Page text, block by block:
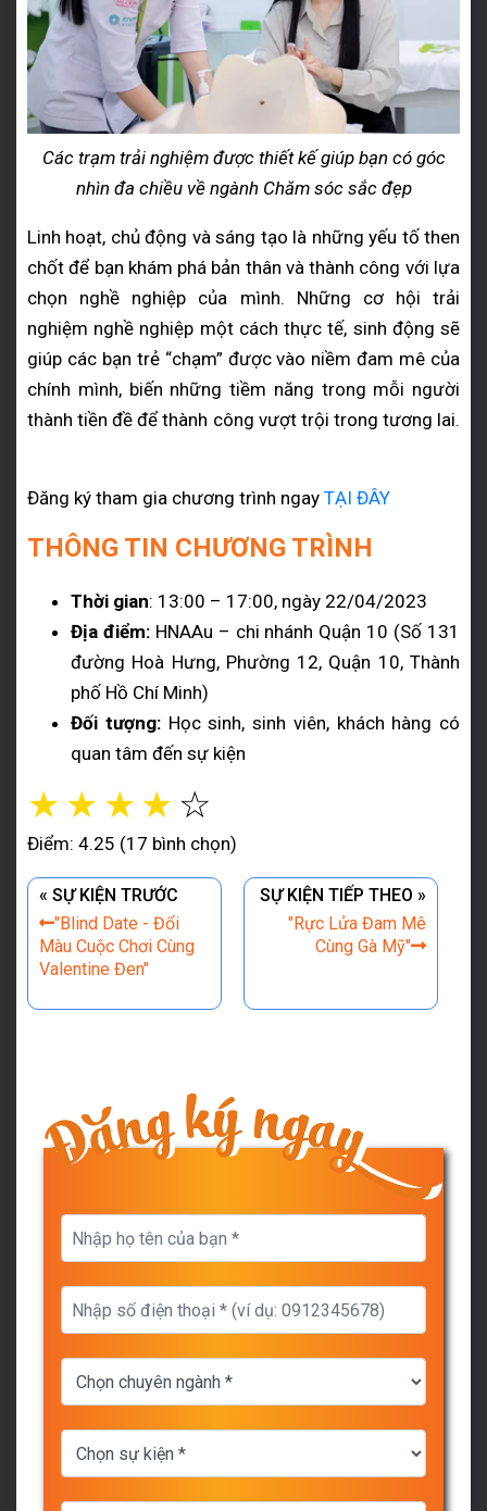
Các trạm trải nghiệm được thiết kế giúp bạn có góc
nhìn đa chiều về ngành Chăm sóc sắc đẹp
Linh hoạt, chủ động và sáng tạo là những yếu tố then
chốt để bạn khám phá bản thân và thành công với lựa
chọn nghề nghiệp của mình. Những cơ hội trải
nghiệm nghề nghiệp một cách thực tế, sinh động sẽ
giúp các bạn trẻ “chạm” được vào niềm đam mê của
chính mình, biến những tiềm năng trong mỗi người
thành tiền đề để thành công vượt trội trong tương lai.
Đăng ký tham gia chương trình ngay TẠI ĐÂY
THÔNG TIN CHƯƠNG TRÌNH
Thời gian: 13:00 – 17:00, ngày 22/04/2023
Địa điểm:HNAAu – chi nhánh Quận 10 (Số 131
đường Hoà Hưng, Phường 12, Quận 10, Thành
phố Hồ Chí Minh)
Đối tượng:Học sinh, sinh viên, khách hàng có
quan tâm đến sự kiện
☆
☆
☆
☆
☆
Điểm: 4.25 (17 bình chọn)
« SỰ KIỆN TRƯỚC
"Blind Date - Đổi
Màu Cuộc Chơi Cùng
Valentine Đen"
SỰ KIỆN TIẾP THEO »
"Rực Lửa Đam Mê
Cùng Gà Mỹ"